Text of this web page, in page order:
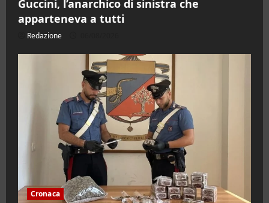
Guccini, l’anarchico di sinistra che
apparteneva a tutti
Redazione
Cronaca